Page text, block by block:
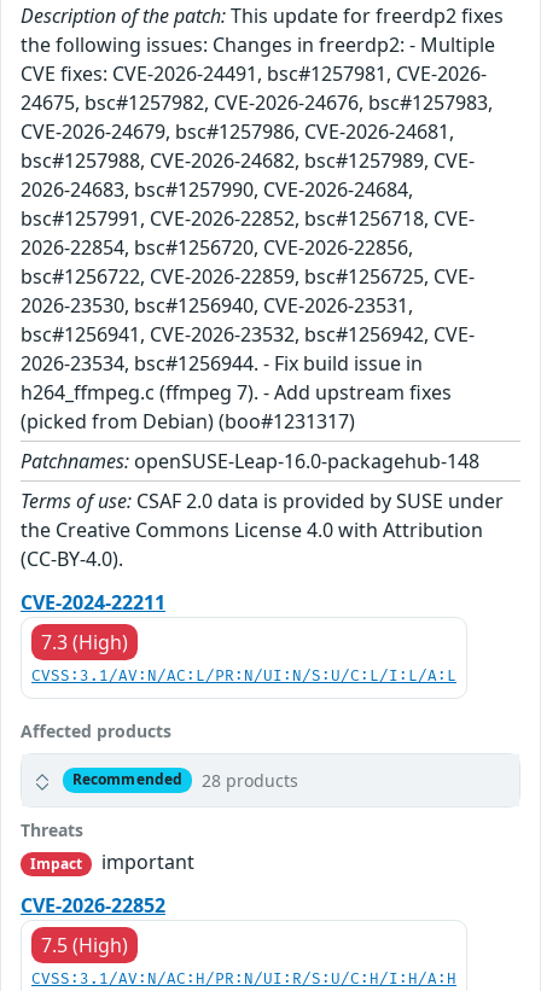
Description of the patch:This update for freerdp2 fixes
the following issues: Changes in freerdp2: - Multiple
CVE fixes: CVE-2026-24491, bsc#1257981, CVE-2026-
24675, bsc#1257982, CVE-2026-24676, bsc#1257983,
CVE-2026-24679, bsc#1257986, CVE-2026-24681,
bsc#1257988, CVE-2026-24682, bsc#1257989, CVE-
2026-24683, bsc#1257990, CVE-2026-24684,
bsc#1257991, CVE-2026-22852, bsc#1256718, CVE-
2026-22854, bsc#1256720, CVE-2026-22856,
bsc#1256722, CVE-2026-22859, bsc#1256725, CVE-
2026-23530, bsc#1256940, CVE-2026-23531,
bsc#1256941, CVE-2026-23532, bsc#1256942, CVE-
2026-23534, bsc#1256944. - Fix build issue in
h264_ffmpeg.c (ffmpeg 7). - Add upstream fixes
(picked from Debian) (boo#1231317)
Patchnames: openSUSE-Leap-16.0-packagehub-148
Terms of use: CSAF 2.0 data is provided by SUSE under
the Creative Commons License 4.0 with Attribution
(CC-BY-4.0).
CVE-2024-22211
7.3 (High)
CVSS:3.1/AV:N/AC:L/PR:N/UI:N/S:U/C:L/I:L/A:L
Affected products
Recommended 28 products
Threats
Impact
important
CVE-2026-22852
7.5 (High)
CVSS:3.1/AV:N/AC:H/PR:N/UI:R/S:U/C:H/I:H/A:H